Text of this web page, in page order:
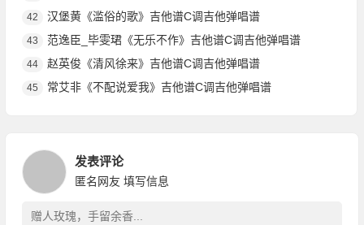
42 汉堡黄《滥俗的歌》吉他谱C调吉他弹唱谱
43 范逸臣_毕雯珺《无乐不作》吉他谱C调吉他弹唱谱
44 赵英俊《清风徐来》吉他谱C调吉他弹唱谱
45 常艾非《不配说爱我》吉他谱C调吉他弹唱谱
发表评论
匿名网友 填写信息